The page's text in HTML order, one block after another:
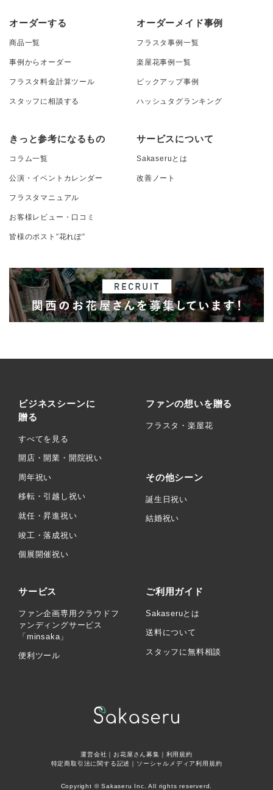
オーダーする
商品一覧
事例からオーダー
フラスタ料金計算ツール
スタッフに相談する
オーダーメイド事例
フラスタ事例一覧
楽屋花事例一覧
ピックアップ事例
ハッシュタグランキング
きっと参考になるもの
コラム一覧
公演・イベントカレンダー
フラスタマニュアル
お客様レビュー・口コミ
皆様のポスト”花れぽ”
サービスについて
Sakaseruとは
改善ノート
ビジネスシーンに
贈る
すべてを見る
開店・開業・開院祝い
周年祝い
移転・引越し祝い
就任・昇進祝い
竣工・落成祝い
個展開催祝い
ファンの想いを贈る
フラスタ・楽屋花
その他シーン
誕生日祝い
結婚祝い
サービス
ファン企画専用クラウドフ
ァンディングサービス
「minsaka」
便利ツール
ご利用ガイド
Sakaseruとは
送料について
スタッフに無料相談
運営会社 ｜ お花屋さん募集 ｜ 利用規約
特定商取引法に関する記述 ｜ ソーシャルメディア利用規約
Copyright © Sakaseru Inc. All rights reserverd.